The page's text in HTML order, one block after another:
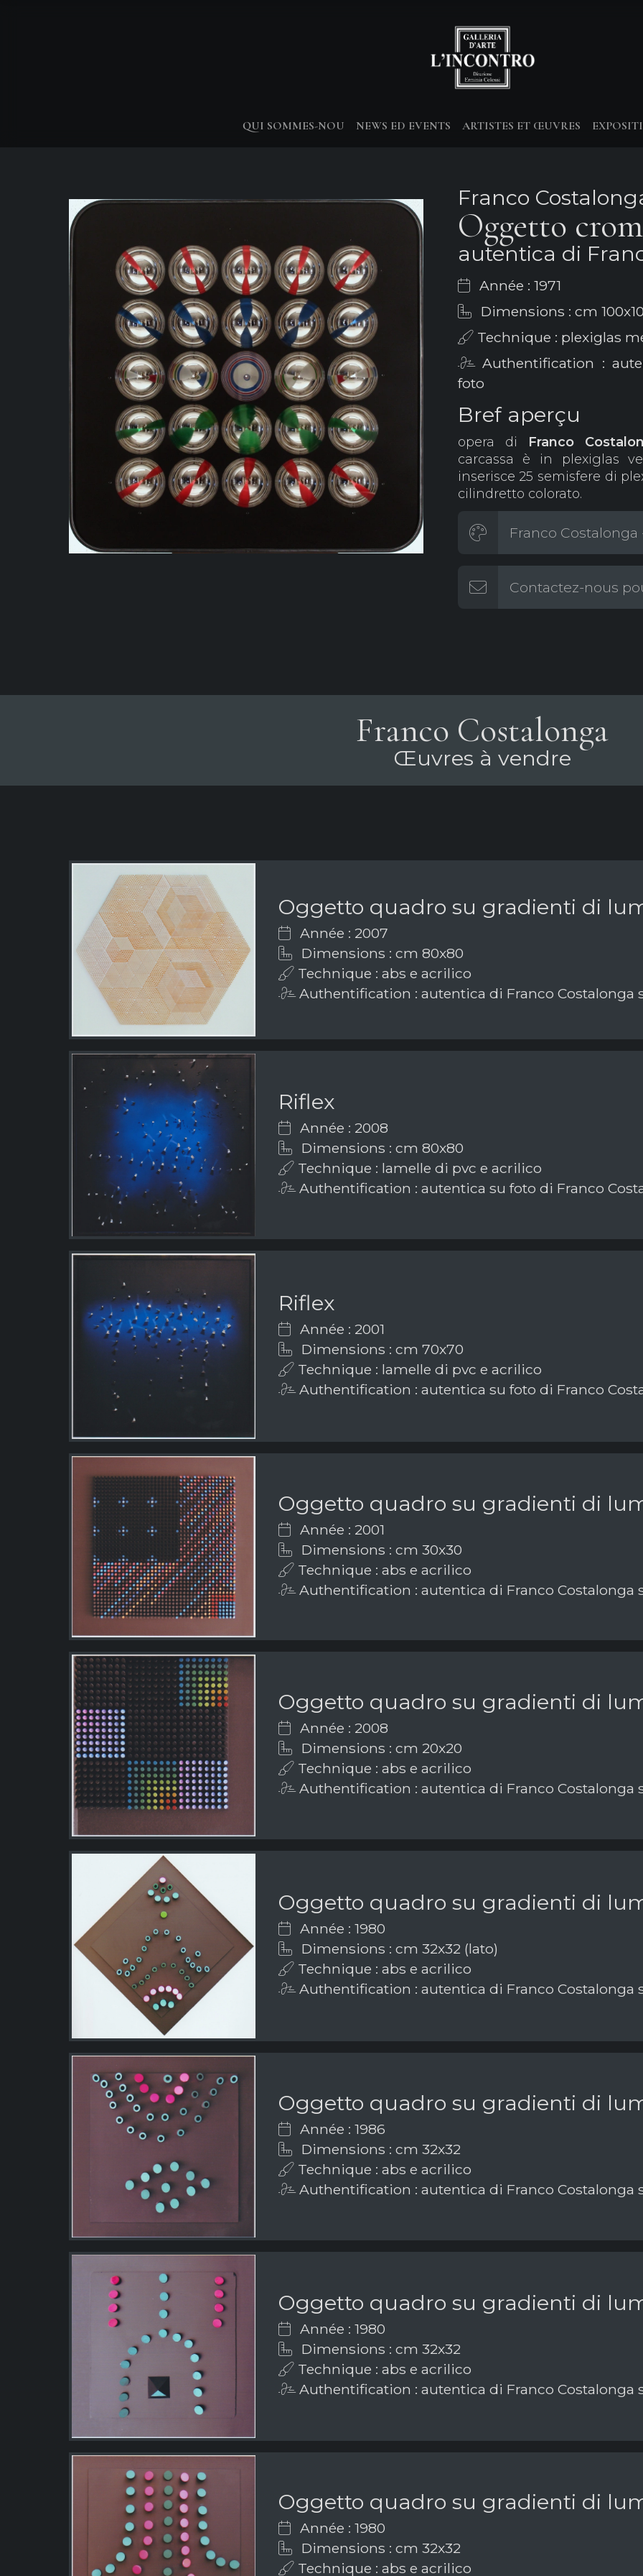
QUI SOMMES-NOU NEWS ED EVENTS ARTISTES ET ŒUVRES
Franco
Oggetto
autentica di
Année : 1971
Dimensions : cm
Technique : plexiglas
Authentification :
foto
Bref aperçu
opera di Franco
carcassa è in plexiglas
inserisce 25 semisfere di
cilindretto colorato.
Franco
Contactez-nous
Franco Costalonga
Œuvres à vendre
Oggetto quadro su gradienti di
Année : 2007
Dimensions : cm 80x80
Technique : abs e acrilico
Authentification : autentica di Franco Costalonga
Riflex
Année : 2008
Dimensions : cm 80x80
Technique : lamelle di pvc e acrilico
Authentification : autentica su foto di Franco
Riflex
Année : 2001
Dimensions : cm 70x70
Technique : lamelle di pvc e acrilico
Authentification : autentica su foto di Franco
Oggetto quadro su gradienti di
Année : 2001
Dimensions : cm 30x30
Technique : abs e acrilico
Authentification : autentica di Franco Costalonga
Oggetto quadro su gradienti di
Année : 2008
Dimensions : cm 20x20
Technique : abs e acrilico
Authentification : autentica di Franco Costalonga
Oggetto quadro su gradienti di
Année : 1980
Dimensions : cm 32x32 (lato)
Technique : abs e acrilico
Authentification : autentica di Franco Costalonga
Oggetto quadro su gradienti di
Année : 1986
Dimensions : cm 32x32
Technique : abs e acrilico
Authentification : autentica di Franco Costalonga
Oggetto quadro su gradienti di
Année : 1980
Dimensions : cm 32x32
Technique : abs e acrilico
Authentification : autentica di Franco Costalonga
Oggetto quadro su gradienti di
Année : 1980
Dimensions : cm 32x32
Technique : abs e acrilico